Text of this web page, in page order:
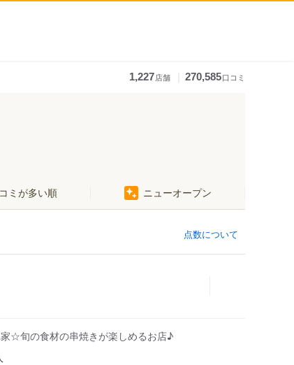
1,227店舗 270,585口コミ
ミが多い順 ニューオープン
点数について
☆旬の食材の串焼きが楽しめるお店♪